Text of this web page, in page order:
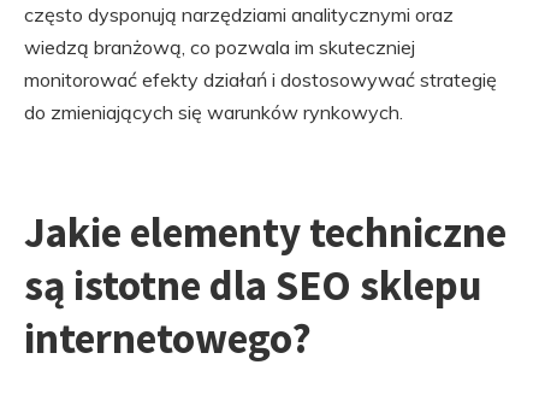
często dysponują narzędziami analitycznymi oraz
wiedzą branżową, co pozwala im skuteczniej
monitorować efekty działań i dostosowywać strategię
do zmieniających się warunków rynkowych.
Jakie elementy techniczne
są istotne dla SEO sklepu
internetowego?